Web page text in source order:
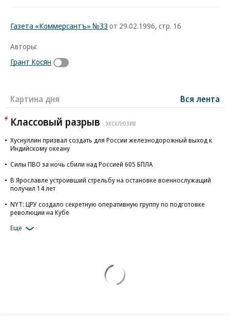
Газета «Коммерсантъ» №33 от 29.02.1996, стр. 16
Авторы:
Грант Косян
Картина дня Вся лента
Классовый разрыв ЭКСКЛЮЗИВ
Хуснуллин призвал создать для России железнодорожный выход к
Индийскому океану
Силы ПВО за ночь сбили над Россией 605 БПЛА
В Ярославле устроивший стрельбу на остановке военнослужащий
получил 14 лет
NYT: ЦРУ создало секретную оперативную группу по подготовке
революции на Кубе
Еще